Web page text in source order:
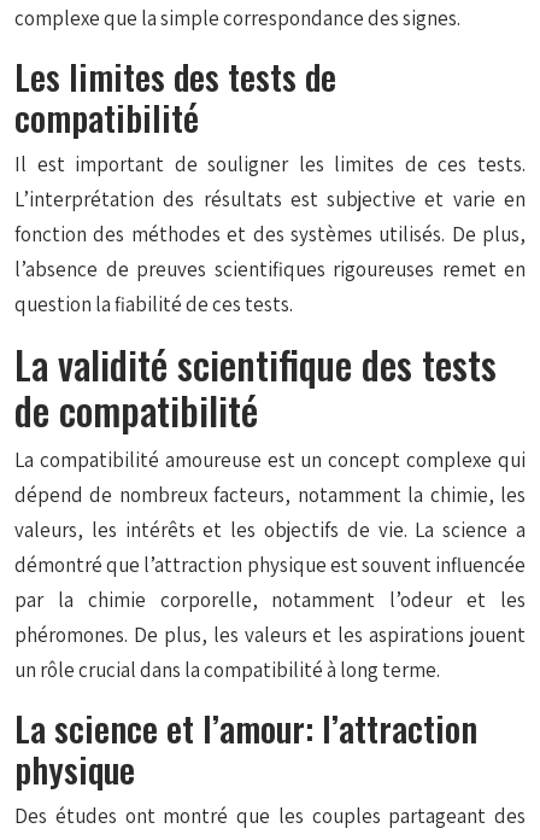
complexe que la simple correspondance des signes.
Les limites des tests de
compatibilité
Il est important de souligner les limites de ces tests.
L’interprétation des résultats est subjective et varie en
fonction des méthodes et des systèmes utilisés. De plus,
l’absence de preuves scientifiques rigoureuses remet en
question la fiabilité de ces tests.
La validité scientifique des tests
de compatibilité
La compatibilité amoureuse est un concept complexe qui
dépend de nombreux facteurs, notamment la chimie, les
valeurs, les intérêts et les objectifs de vie. La science a
démontré que l’attraction physique est souvent influencée
par la chimie corporelle, notamment l’odeur et les
phéromones. De plus, les valeurs et les aspirations jouent
un rôle crucial dans la compatibilité à long terme.
La science et l’amour: l’attraction
physique
Des études ont montré que les couples partageant des